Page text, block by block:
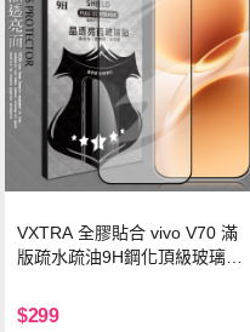
VXTRA 全膠貼合 vivo V70 滿
版疏水疏油9H鋼化頂級玻璃貼
$299